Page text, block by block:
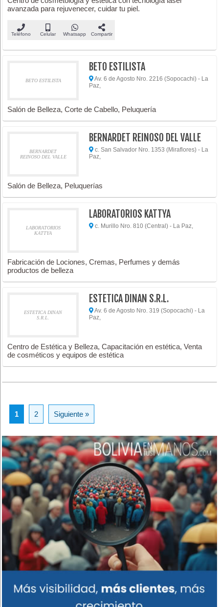
avanzada para rejuvenecer, cuidar tu piel.
Teléfono Celular Whatsapp Compartir
BETO ESTILISTA
BETO ESTILISTA
Av. 6 de Agosto Nro. 2216 (Sopocachi) - La
Paz,
Salón de Belleza, Corte de Cabello, Peluquería
BERNARDET
REINOSO DEL VALLE
BERNARDET REINOSO DEL VALLE
c. San Salvador Nro. 1353 (Miraflores) - La
Paz,
Salón de Belleza, Peluquerías
LABORATORIOS
KATTYA
LABORATORIOS KATTYA
c. Murillo Nro. 810 (Central) - La Paz,
Fabricación de Lociones, Cremas, Perfumes y demás
productos de belleza
ESTETICA DINAN
S.R.L.
ESTETICA DINAN S.R.L.
Av. 6 de Agosto Nro. 319 (Sopocachi) - La
Paz,
Centro de Estética y Belleza, Capacitación en estética, Venta
de cosméticos y equipos de estética
1 2 Siguiente »